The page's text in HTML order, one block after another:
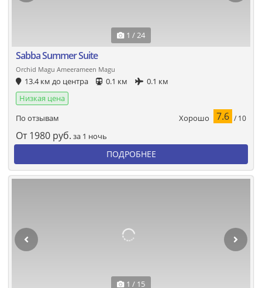
1 / 24
Sabba Summer Suite
Orchid Magu Ameerameen Magu
13.4 км до центра 0.1 км
0.1 км
Низкая цена
По отзывам
Хорошо 7.6 / 10
От 1980 руб. за 1 ночь
ПОДРОБНЕЕ
1 / 15